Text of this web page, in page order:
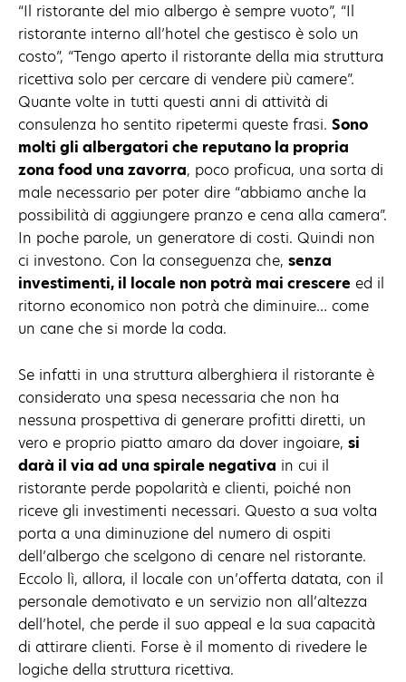
“Il ristorante del mio albergo è sempre vuoto”, “Il
ristorante interno all’hotel che gestisco è solo un
costo”, “Tengo aperto il ristorante della mia struttura
ricettiva solo per cercare di vendere più camere”.
Quante volte in tutti questi anni di attività di
consulenza ho sentito ripetermi queste frasi. Sono
molti gli albergatori che reputano la propria
zona food una zavorra, poco proficua, una sorta di
male necessario per poter dire “abbiamo anche la
possibilità di aggiungere pranzo e cena alla camera”.
In poche parole, un generatore di costi. Quindi non
ci investono. Con la conseguenza che, senza
investimenti, il locale non potrà mai crescere ed il
ritorno economico non potrà che diminuire… come
un cane che si morde la coda.
Se infatti in una struttura alberghiera il ristorante è
considerato una spesa necessaria che non ha
nessuna prospettiva di generare profitti diretti, un
vero e proprio piatto amaro da dover ingoiare, si
darà il via ad una spirale negativa in cui il
ristorante perde popolarità e clienti, poiché non
riceve gli investimenti necessari. Questo a sua volta
porta a una diminuzione del numero di ospiti
dell’albergo che scelgono di cenare nel ristorante.
Eccolo lì, allora, il locale con un’offerta datata, con il
personale demotivato e un servizio non all’altezza
dell’hotel, che perde il suo appeal e la sua capacità
di attirare clienti. Forse è il momento di rivedere le
logiche della struttura ricettiva.